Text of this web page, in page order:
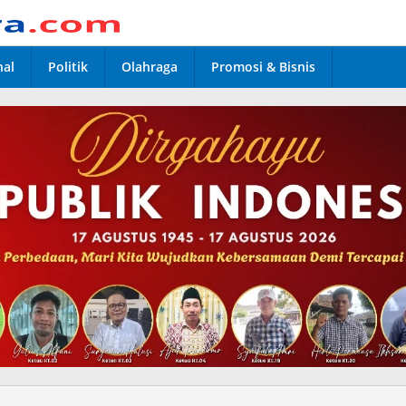
Politik Olahraga Promosi & Bisnis